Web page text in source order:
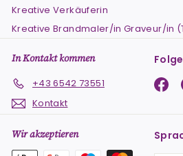
Kreative Verkäuferin
Kreative Brandmaler/in Graveur/in
In Kontakt kommen
+43 6542 73551
Kontakt
Wir akzeptieren